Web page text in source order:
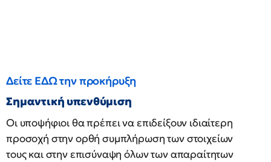
Δείτε ΕΔΩ την προκήρυξη
Σημαντική υπενθύμιση
Οι υποψήφιοι θα πρέπει να επιδείξουν ιδιαίτερη
προσοχή στην ορθή συμπλήρωση των στοιχείων
τους και στην επισύναψη όλων των απαραίτητων